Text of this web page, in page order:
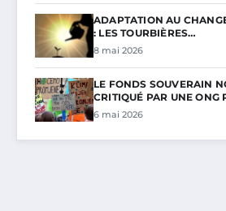
ADAPTATION AU
: LES TOURBIÈRES…
8 mai 2026
LE FONDS SOUVERAIN
CRITIQUÉ PAR UNE ONG
6 mai 2026